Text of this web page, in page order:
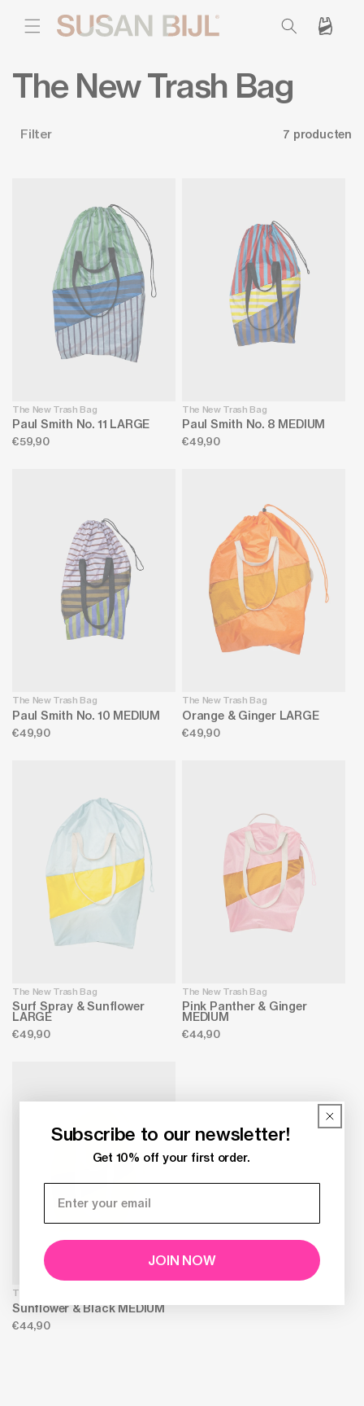
NAAR DE
CONTENT
Winkelwagen
C
o
The New Trash Bag
Filter 7 producten
The New Trash Bag
Paul Smith No. 11 LARGE
Normale
€59,90
The New Trash Bag
Paul Smith No. 8 MEDIUM
Normale
€49,90
The New Trash Bag
Paul Smith No. 10 MEDIUM
Normale
€49,90
The New Trash Bag
Orange & Ginger LARGE
Normale
€49,90
The New Trash Bag
Surf Spray & Sunflower
LARGE
Normale
€49,90
The New Trash Bag
Pink Panther & Ginger
MEDIUM
Normale
€44,90
The New Trash Bag
Sunflower & Black MEDIUM
Normale
€44,90
Subscribe to our newsletter!
Get 10% off your first order.
JOIN NOW